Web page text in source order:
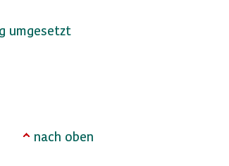
umgesetzt
nach oben